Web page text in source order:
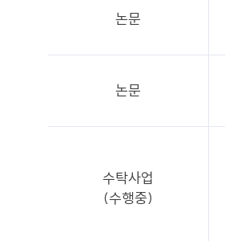
논문
논문
수탁사업
(수행중)